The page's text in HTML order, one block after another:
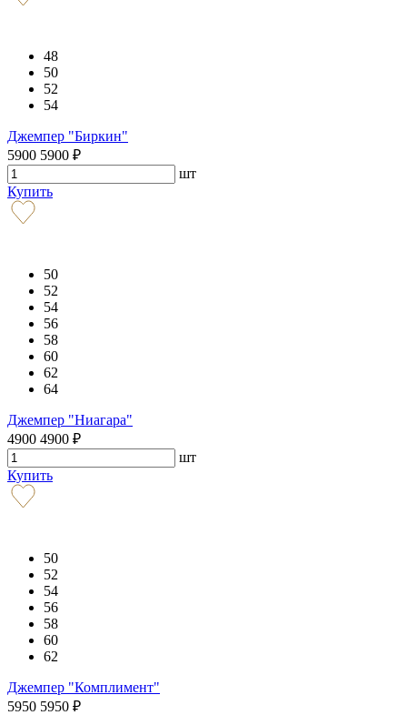
48
50
52
54
Джемпер "Биркин"
5900 5900 ₽
шт
Купить
50
52
54
56
58
60
62
64
Джемпер "Ниагара"
4900 4900 ₽
шт
Купить
50
52
54
56
58
60
62
Джемпер "Комплимент"
5950 5950 ₽